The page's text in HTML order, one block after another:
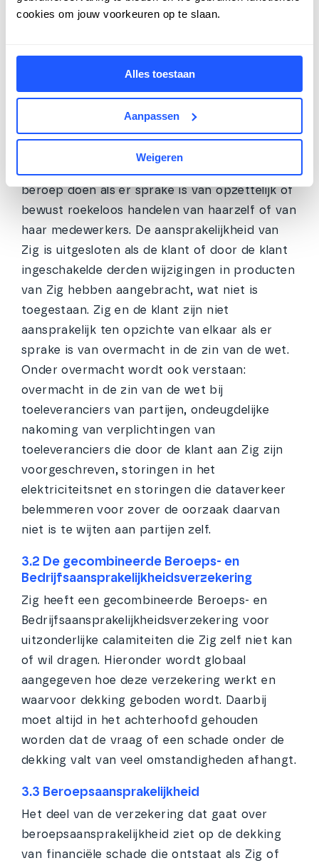
cookies om jouw voorkeuren op te slaan.
Alles toestaan
Aanpassen
Weigeren
Aansprakelijkheidskwesties zullen via Zig
serie van gebeurtenissen met een
gemeenschappelijke oorzaak en zal
samengesteld nooit hoger zijn dan € 250.000,-
per kalenderjaar. Zig sluit haar
beroep doen als er sprake is van opzettelijk of
bewust roekeloos handelen van haarzelf of van
haar medewerkers. De aansprakelijkheid van
Zig is uitgesloten als de klant of door de klant
ingeschakelde derden wijzigingen in producten
van Zig hebben aangebracht, wat niet is
toegestaan. Zig en de klant zijn niet
aansprakelijk ten opzichte van elkaar als er
sprake is van overmacht in de zin van de wet.
Onder overmacht wordt ook verstaan:
overmacht in de zin van de wet bij
toeleveranciers van partijen, ondeugdelijke
nakoming van verplichtingen van
toeleveranciers die door de klant aan Zig zijn
voorgeschreven, storingen in het
elektriciteitsnet en storingen die dataverkeer
belemmeren voor zover de oorzaak daarvan
niet is te wijten aan partijen zelf.
3.2 De gecombineerde Beroeps- en
Bedrijfsaansprakelijkheidsverzekering
Zig heeft een gecombineerde Beroeps- en
Bedrijfsaansprakelijkheidsverzekering voor
uitzonderlijke calamiteiten die Zig zelf niet kan
of wil dragen. Hieronder wordt globaal
aangegeven hoe deze verzekering werkt en
waarvoor dekking geboden wordt. Daarbij
moet altijd in het achterhoofd gehouden
worden dat de vraag of een schade onder de
dekking valt van veel omstandigheden afhangt.
3.3 Beroepsaansprakelijkheid
Het deel van de verzekering dat gaat over
beroepsaansprakelijkheid ziet op de dekking
van financiële schade die ontstaat als Zig of